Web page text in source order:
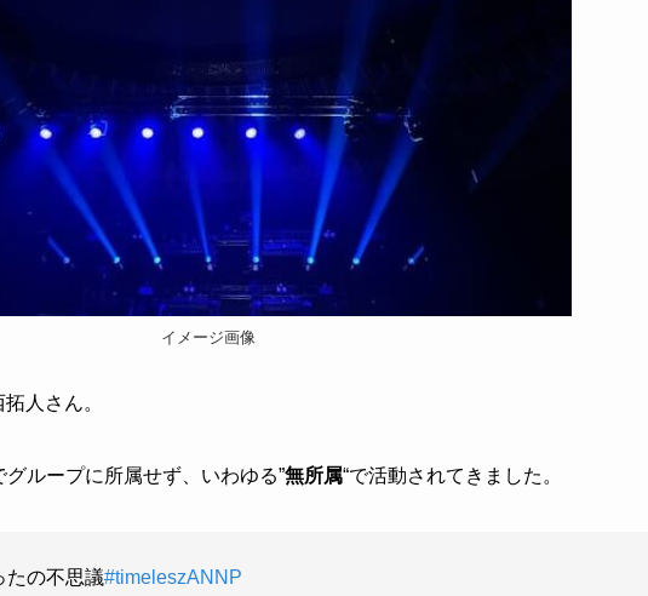
イメージ画像
人さん。
ループに所属せず、いわゆる”無所属“で活動されてきました。
たの不思議#timeleszANNP